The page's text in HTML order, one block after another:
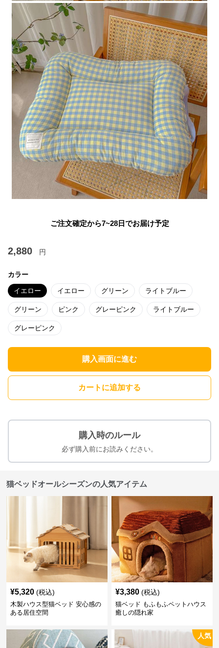
ご注文確定から7~28日でお届け予定
2,880 円
カラー
イエロー イエロー グリーン ライトブルー
グリーン ピンク グレーピンク ライトブルー
グレーピンク
購入画面に進む
カートに追加する
購入時のルール
必ず購入前にお読みください。
猫ベッドオールシーズンの人気アイテム
¥5,320 (税込)
木製ハウス型猫ベッド 安心感の
ある居住空間
¥3,380 (税込)
猫ベッド もふもふペットハウス
癒しの隠れ家
人気